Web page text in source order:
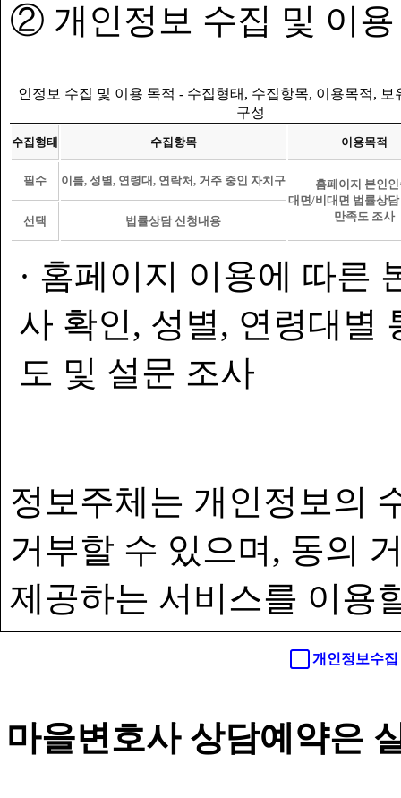
② 개인정보 수집 및 이용
인정보 수집 및 이용 목적 - 수집형태, 수집항목, 이용목적, 보
구성
수집형태 수집항목 이용목적
필수 이름, 성별, 연령대, 연락처, 거주 중인 자치구
홈페이지 본인인
대면/비대면 법률상
만족도 조사
선택 법률상담 신청내용
· 홈페이지 이용에 따른
사 확인, 성별, 연령대별
도 및 설문 조사
정보주체는 개인정보의
거부할 수 있으며, 동의
제공하는 서비스를 이용
개인정보수
마을변호사 상담예약은